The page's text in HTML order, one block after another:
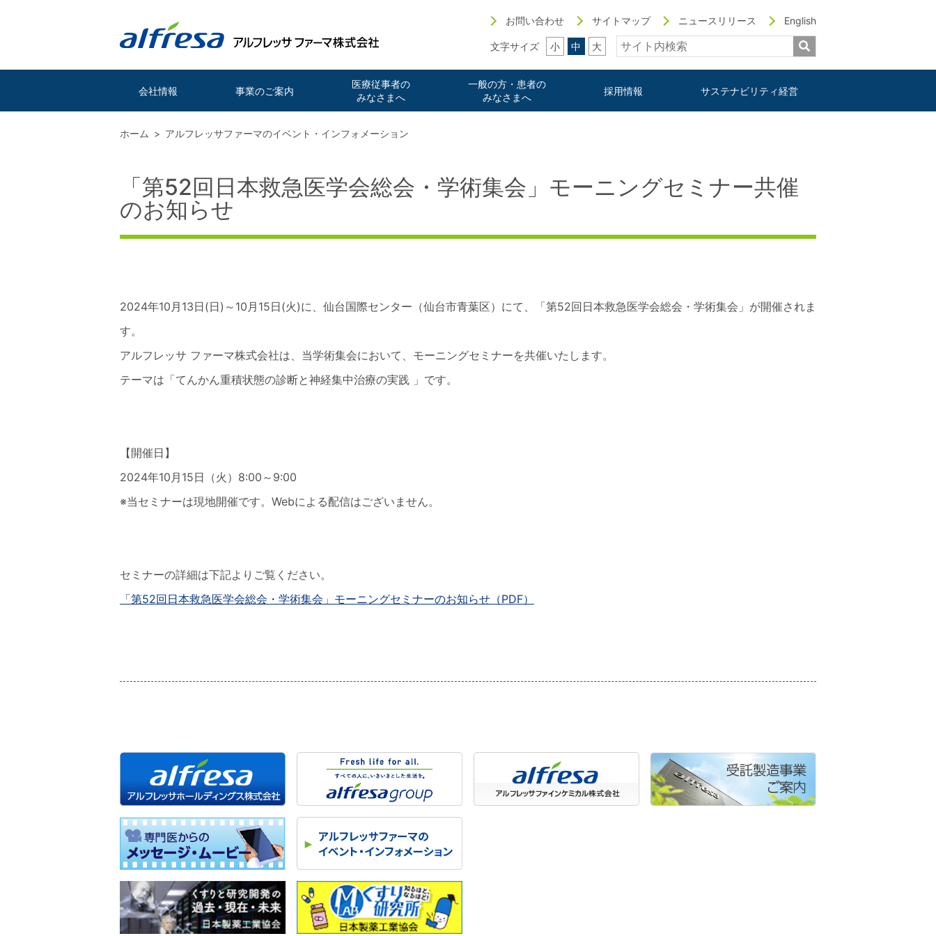
お問い合わせ サイトマップ ニュースリリース English
文字サイズ 小 中 大
会社情報 事業のご案内
医療従事者の
みなさまへ
一般の方・患者の
みなさまへ
採用情報 サステナビリティ経営
ホーム アルフレッサファーマのイベント・インフォメーション
「第52回日本救急医学会総会・学術集会」モーニングセミナー共催
のお知らせ
2024年10月13日(日)～10月15日(火)に、仙台国際センター（仙台市青葉区）にて、「第52回日本救急医学会総会・学術集会」が開催されま
す。
アルフレッサ ファーマ株式会社は、当学術集会において、モーニングセミナーを共催いたします。
テーマは「てんかん重積状態の診断と神経集中治療の実践 」です。
【開催日】
2024年10月15日（火）8:00～9:00
※当セミナーは現地開催です。Webによる配信はございません。
セミナーの詳細は下記よりご覧ください。
「第52回日本救急医学会総会・学術集会」モーニングセミナーのお知らせ（PDF）